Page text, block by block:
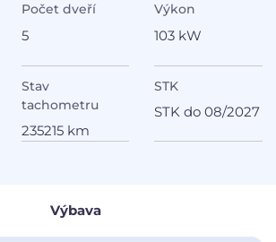
Počet dveří
5
Výkon
103 kW
Stav
tachometru
235215 km
STK
STK do 08/2027
Výbava